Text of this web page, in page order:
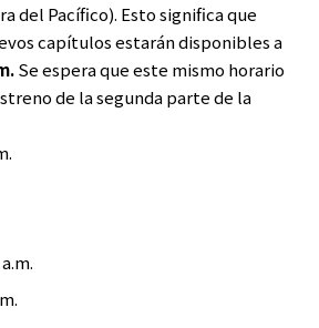
del Pacífico). Esto significa que
capítulos estarán disponibles a
Se espera que este mismo horario
de la segunda parte de la